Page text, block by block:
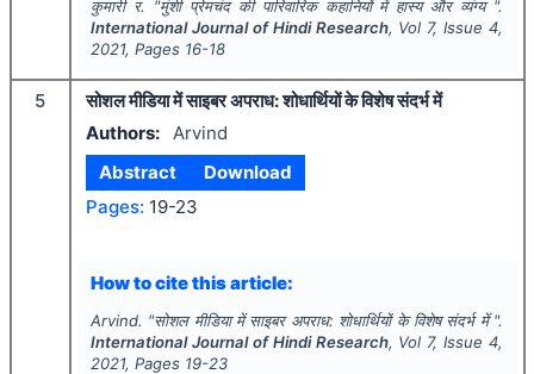
कुमारी र. "मुंशी प्रेमचंद की पारिवारिक कहानियों में हास्य और व्यंग्य ".
International Journal of Hindi Research, Vol 7, Issue4,
2021, Pages 16-18
5
सोशल मीडिया में साइबर अपराध: शोधार्थियों के विशेष संदर्भ में
Authors:
Arvind
Abstract
Download
Pages: 19-23
How to cite this article:
Arvind. "सोशल मीडिया में साइबर अपराध: शोधार्थियों के विशेष संदर्भ में ".
International Journal of Hindi Research, Vol 7, Issue4,
2021, Pages 19-23